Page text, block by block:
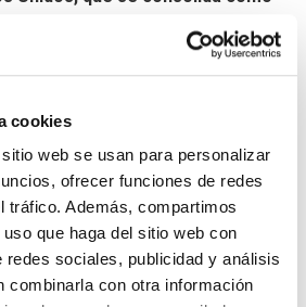
cookies
web se usan para personalizar
ofrecer funciones de redes
tráfico. Además, compartimos
que haga del sitio web con
redes sociales, publicidad y análisis
combinarla con otra información
de Miami (EE. UU.), Creand
el grupo financiero
en el mercado americano, tras
asesor de inversiones
en México.
más recursos a su filial de
nuevos asesores financieros y
de inversiones, tras la obtención